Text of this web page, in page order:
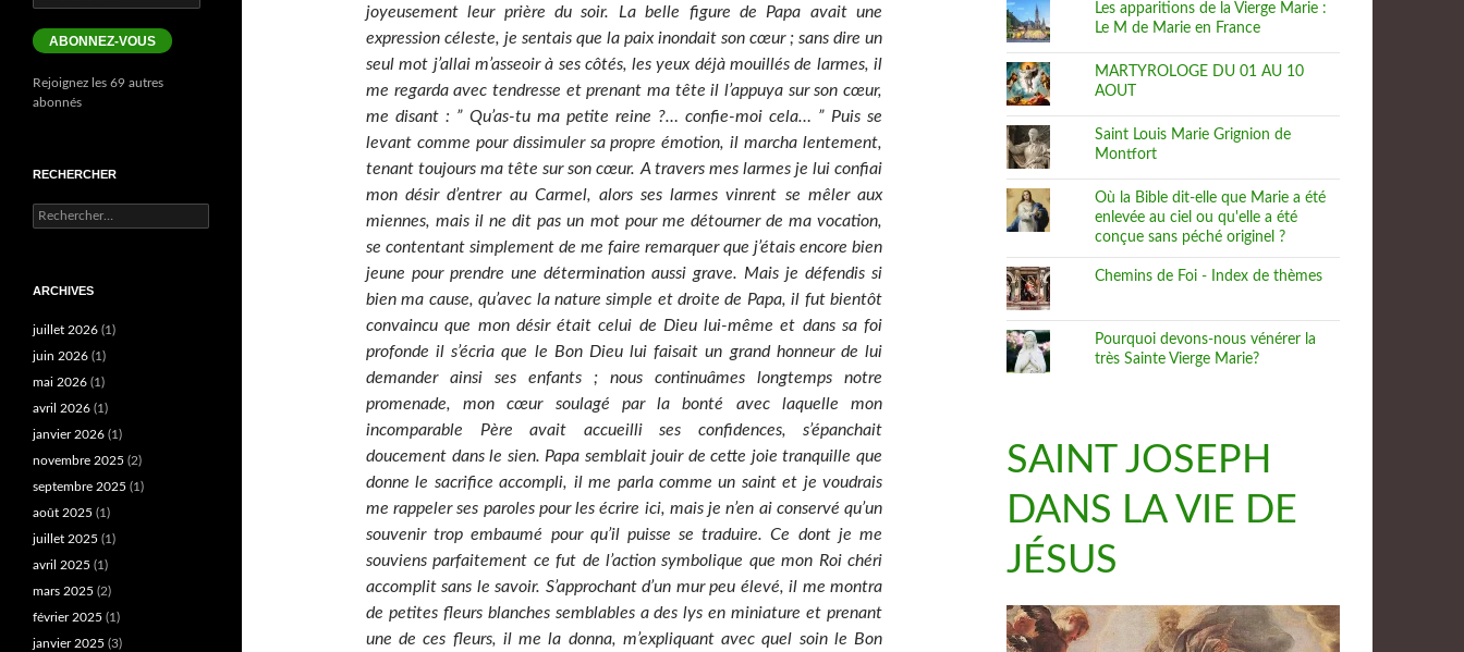
joyeusement leur prière du soir. La belle figure de Papa avait une
expression céleste, je sentais que la paix inondait son cœur ; sans dire un
seul mot j’allai m’asseoir à ses côtés, les yeux déjà mouillés de larmes, il
me regarda avec tendresse et prenant ma tête il l’appuya sur son cœur,
me disant : ” Qu’as-tu ma petite reine ?… confie-moi cela… ” Puis se
levant comme pour dissimuler sa propre émotion, il marcha lentement,
tenant toujours ma tête sur son cœur. A travers mes larmes je lui confiai
mon désir d’entrer au Carmel, alors ses larmes vinrent se mêler aux
miennes, mais il ne dit pas un mot pour me détourner de ma vocation,
se contentant simplement de me faire remarquer que j’étais encore bien
jeune pour prendre une détermination aussi grave. Mais je défendis si
bien ma cause, qu’avec la nature simple et droite de Papa, il fut bientôt
convaincu que mon désir était celui de Dieu lui-même et dans sa foi
profonde il s’écria que le Bon Dieu lui faisait un grand honneur de lui
demander ainsi ses enfants ; nous continuâmes longtemps notre
promenade, mon cœur soulagé par la bonté avec laquelle mon
incomparable Père avait accueilli ses confidences, s’épanchait
doucement dans le sien. Papa semblait jouir de cette joie tranquille que
donne le sacrifice accompli, il me parla comme un saint et je voudrais
me rappeler ses paroles pour les écrire ici, mais je n’en ai conservé qu’un
souvenir trop embaumé pour qu’il puisse se traduire. Ce dont je me
souviens parfaitement ce fut de l’action symbolique que mon Roi chéri
accomplit sans le savoir. S’approchant d’un mur peu élevé, il me montra
de petites fleurs blanches semblables a des lys en miniature et prenant
une de ces fleurs, il me la donna, m’expliquant avec quel soin le Bon
Les apparitions de la Vierge Marie :
Le M de Marie en France
MARTYROLOGE DU 01 AU 10
AOUT
Saint Louis Marie Grignion de
Montfort
Où la Bible dit-elle que Marie a été
enlevée au ciel ou qu'elle a été
conçue sans péché originel ?
Chemins de Foi - Index de thèmes
Pourquoi devons-nous vénérer la
très Sainte Vierge Marie?
SAINT JOSEPH
DANS LA VIE DE
JÉSUS
e-
mail
ABONNEZ-VOUS
Rejoignez les 69 autres
abonnés
RECHERCHER
Rechercher :
ARCHIVES
juillet 2026 (1)
juin 2026 (1)
mai 2026 (1)
avril 2026 (1)
janvier 2026 (1)
novembre 2025 (2)
septembre 2025 (1)
août 2025 (1)
juillet 2025 (1)
avril 2025 (1)
mars 2025 (2)
février 2025 (1)
janvier 2025 (3)